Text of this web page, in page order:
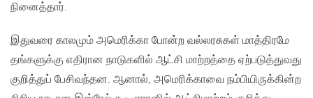
நினைத்தார்.
இதுவரை காலமும் அமெரிக்கா போன்ற வல்லரசுகள் மாத்திரமே
தங்களுக்கு எதிரான நாடுகளில் ஆட்சி மாற்றத்தை ஏற்படுத்துவது
குறித்துப் பேசிவந்தன. ஆனால், அமெரிக்காவை நம்பியிருக்கின்ற